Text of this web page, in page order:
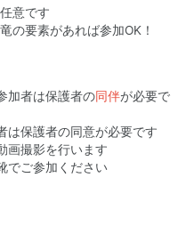
意です
の要素があれば参加OK！
加者は保護者の同伴が必要で
は保護者の同意が必要です
画撮影を行います
でご参加ください